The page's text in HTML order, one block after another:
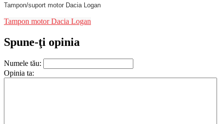
Tampon/suport motor Dacia Logan
Tampon motor Dacia Logan
Spune-ţi opinia
Numele tău:
Opinia ta: